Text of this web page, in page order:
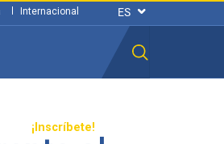
¡Inscríbete!
Internacional